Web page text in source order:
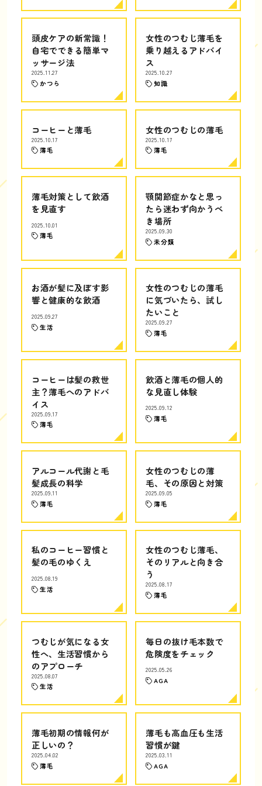
頭皮ケアの新常識！
自宅でできる簡単マ
ッサージ法
2025.11.27
かつら
女性のつむじ薄毛を
乗り越えるアドバイ
ス
2025.10.27
知識
コーヒーと薄毛
2025.10.17
薄毛
女性のつむじの薄毛
2025.10.17
薄毛
薄毛対策として飲酒
を見直す
2025.10.01
薄毛
顎関節症かなと思っ
たら迷わず向かうべ
き場所
2025.09.30
未分類
お酒が髪に及ぼす影
響と健康的な飲酒
2025.09.27
生活
女性のつむじの薄毛
に気づいたら、試し
たいこと
2025.09.27
薄毛
コーヒーは髪の救世
主？薄毛へのアドバ
イス
2025.09.17
薄毛
飲酒と薄毛の個人的
な見直し体験
2025.09.12
薄毛
アルコール代謝と毛
髪成長の科学
2025.09.11
薄毛
女性のつむじの薄
毛、その原因と対策
2025.09.05
薄毛
私のコーヒー習慣と
髪の毛のゆくえ
2025.08.19
生活
女性のつむじ薄毛、
そのリアルと向き合
う
2025.08.17
薄毛
つむじが気になる女
性へ、生活習慣から
のアプローチ
2025.08.07
生活
毎日の抜け毛本数で
危険度をチェック
2025.05.26
AGA
薄毛初期の情報何が
正しいの？
2025.04.02
薄毛
薄毛も高血圧も生活
習慣が鍵
2025.03.11
AGA